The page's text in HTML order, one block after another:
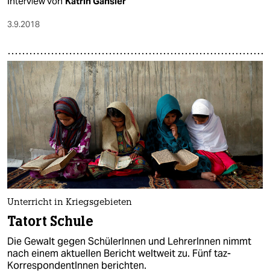
3.9.2018
Unterricht in Kriegsgebieten
Tatort Schule
Die Gewalt gegen SchülerInnen und LehrerInnen nimmt
nach einem aktuellen Bericht weltweit zu. Fünf taz-
KorrespondentInnen berichten.